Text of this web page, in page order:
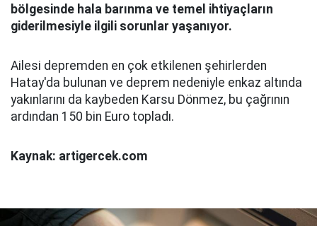
bölgesinde hala barınma ve temel ihtiyaçların
giderilmesiyle ilgili sorunlar yaşanıyor.
Ailesi depremden en çok etkilenen şehirlerden
Hatay'da bulunan ve deprem nedeniyle enkaz altında
yakınlarını da kaybeden Karsu Dönmez, bu çağrının
ardından 150 bin Euro topladı.
Kaynak: artigercek.com